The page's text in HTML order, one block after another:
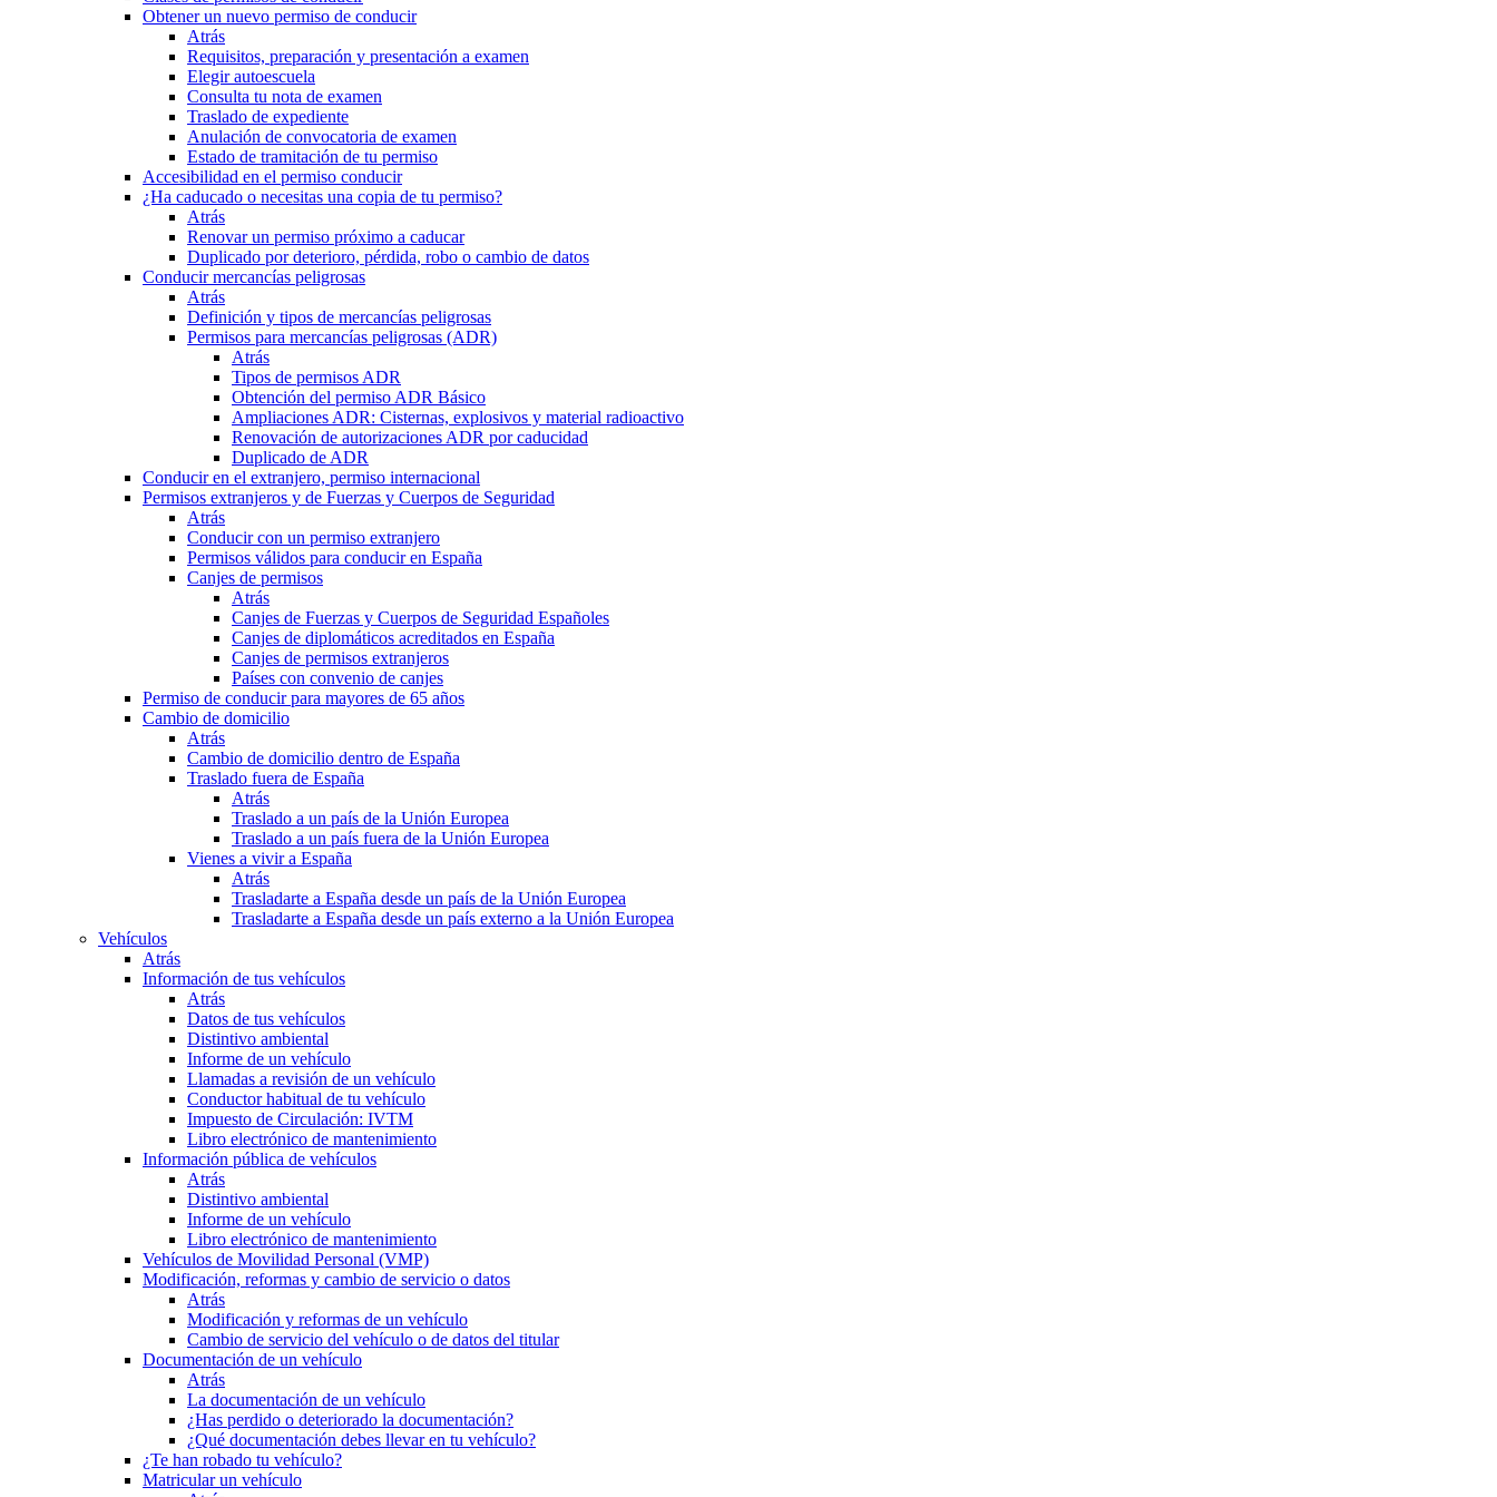
Obtener un nuevo permiso de conducir
Atrás
Requisitos, preparación y presentación a examen
Elegir autoescuela
Consulta tu nota de examen
Traslado de expediente
Anulación de convocatoria de examen
Estado de tramitación de tu permiso
Accesibilidad en el permiso conducir
¿Ha caducado o necesitas una copia de tu permiso?
Atrás
Renovar un permiso próximo a caducar
Duplicado por deterioro, pérdida, robo o cambio de datos
Conducir mercancías peligrosas
Atrás
Definición y tipos de mercancías peligrosas
Permisos para mercancías peligrosas (ADR)
Atrás
Tipos de permisos ADR
Obtención del permiso ADR Básico
Ampliaciones ADR: Cisternas, explosivos y material radioactivo
Renovación de autorizaciones ADR por caducidad
Duplicado de ADR
Conducir en el extranjero, permiso internacional
Permisos extranjeros y de Fuerzas y Cuerpos de Seguridad
Atrás
Conducir con un permiso extranjero
Permisos válidos para conducir en España
Canjes de permisos
Atrás
Canjes de Fuerzas y Cuerpos de Seguridad Españoles
Canjes de diplomáticos acreditados en España
Canjes de permisos extranjeros
Países con convenio de canjes
Permiso de conducir para mayores de 65 años
Cambio de domicilio
Atrás
Cambio de domicilio dentro de España
Traslado fuera de España
Atrás
Traslado a un país de la Unión Europea
Traslado a un país fuera de la Unión Europea
Vienes a vivir a España
Atrás
Trasladarte a España desde un país de la Unión Europea
Trasladarte a España desde un país externo a la Unión Europea
Vehículos
Atrás
Información de tus vehículos
Atrás
Datos de tus vehículos
Distintivo ambiental
Informe de un vehículo
Llamadas a revisión de un vehículo
Conductor habitual de tu vehículo
Impuesto de Circulación: IVTM
Libro electrónico de mantenimiento
Información pública de vehículos
Atrás
Distintivo ambiental
Informe de un vehículo
Libro electrónico de mantenimiento
Vehículos de Movilidad Personal (VMP)
Modificación, reformas y cambio de servicio o datos
Atrás
Modificación y reformas de un vehículo
Cambio de servicio del vehículo o de datos del titular
Documentación de un vehículo
Atrás
La documentación de un vehículo
¿Has perdido o deteriorado la documentación?
¿Qué documentación debes llevar en tu vehículo?
¿Te han robado tu vehículo?
Matricular un vehículo